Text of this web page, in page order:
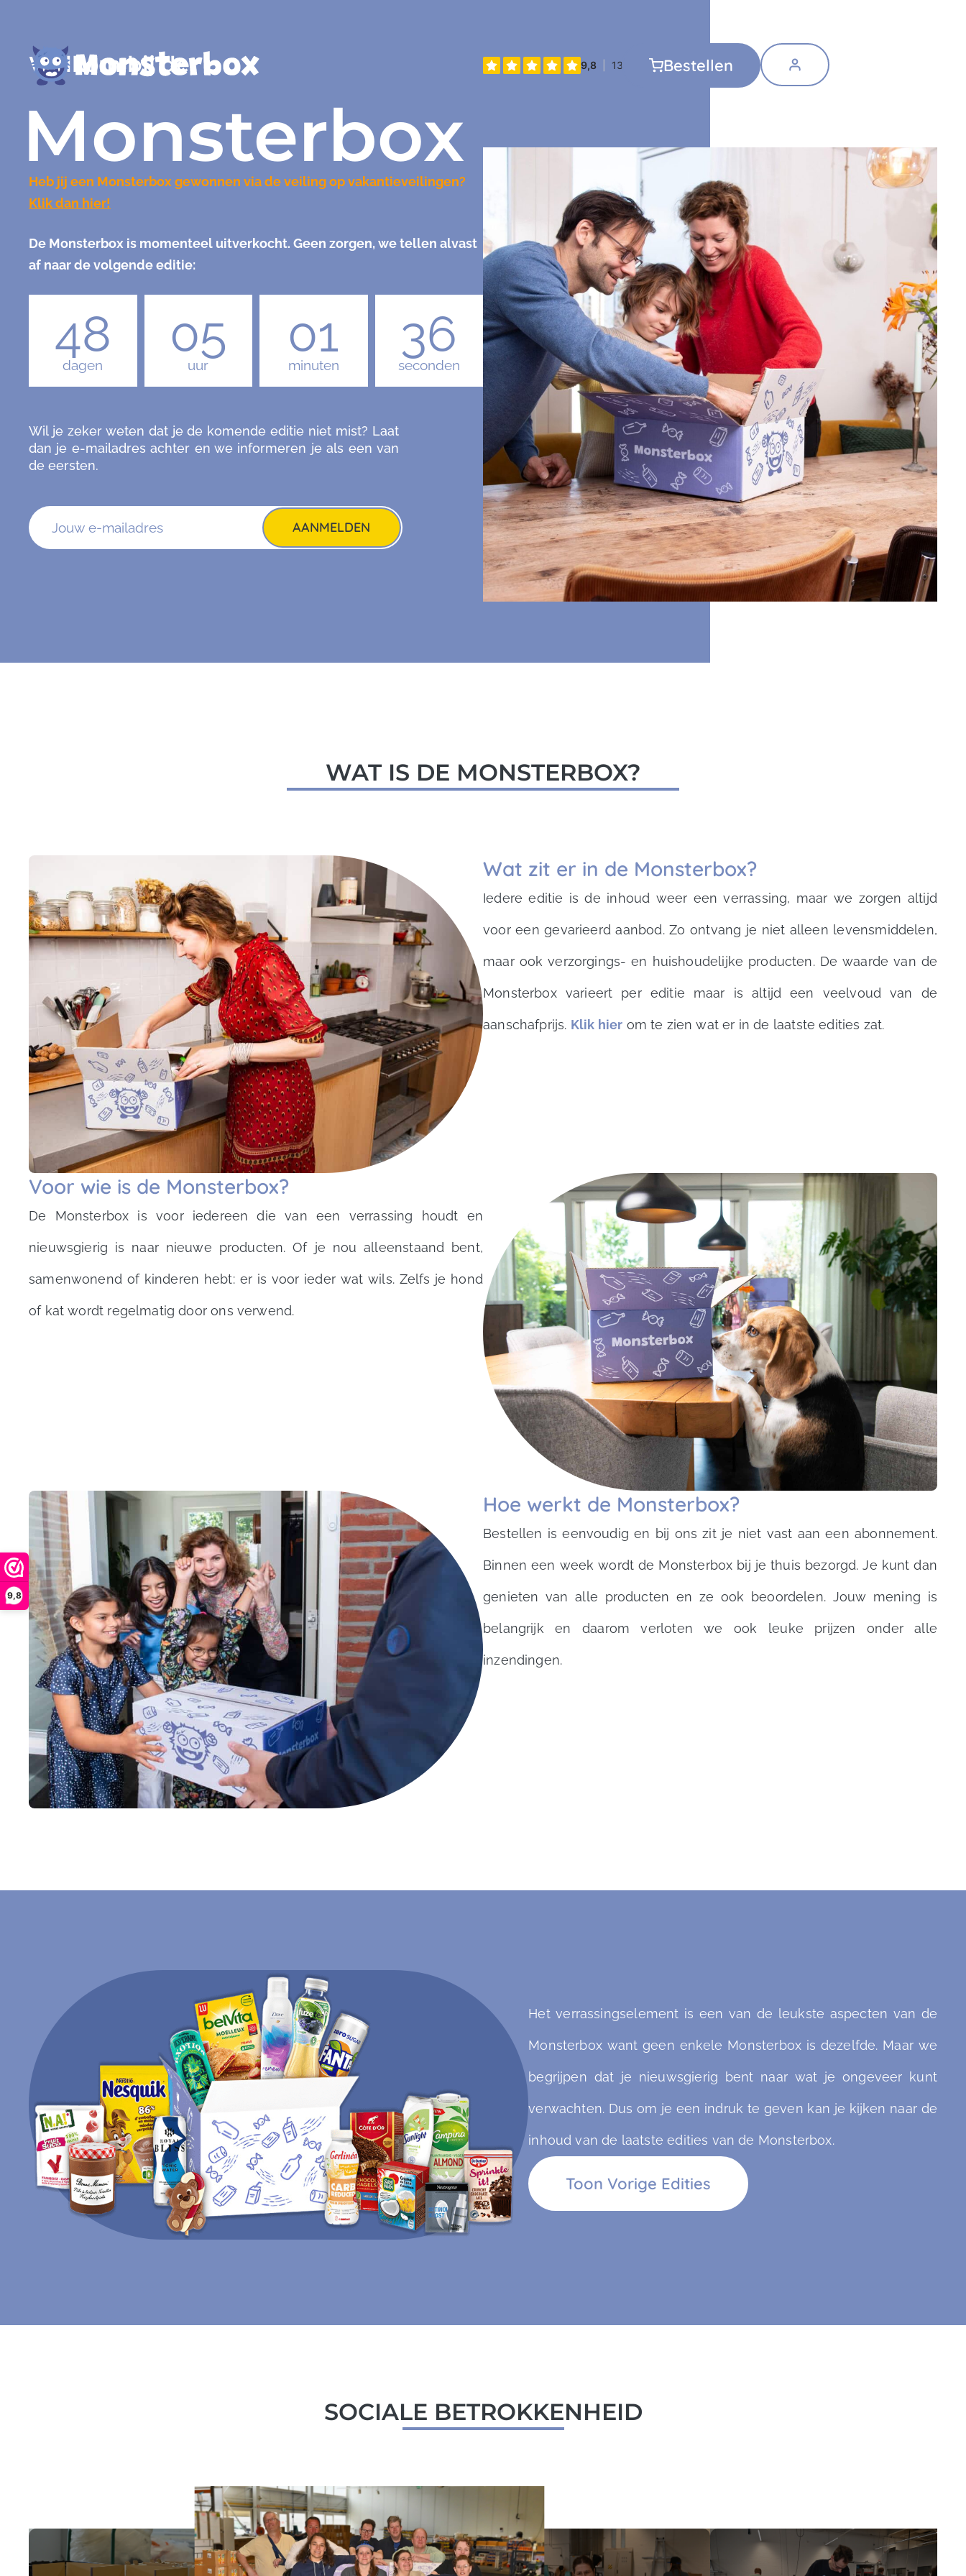
9,8
Bestellen
Welkom bij de
Monsterbox
Heb jij een Monsterbox gewonnen via de veiling op vakantieveilingen?
Klik dan hier!
De Monsterbox is momenteel uitverkocht. Geen zorgen, we tellen alvast
af naar de volgende editie:
48
dagen
05
uur
01
minuten
35
seconden
Wil je zeker weten dat je de komende editie niet mist? Laat
dan je e-mailadres achter en we informeren je als een van
de eersten.
AANMELDEN
WAT IS DE MONSTERBOX?
Wat zit er in de Monsterbox?
Iedere editie is de inhoud weer een verrassing, maar we zorgen altijd
voor een gevarieerd aanbod. Zo ontvang je niet alleen levensmiddelen,
maar ook verzorgings- en huishoudelijke producten. De waarde van de
Monsterbox varieert per editie maar is altijd een veelvoud van de
aanschafprijs. Klik hier om te zien wat er in de laatste edities zat.
Voor wie is de Monsterbox?
De Monsterbox is voor iedereen die van een verrassing houdt en
nieuwsgierig is naar nieuwe producten. Of je nou alleenstaand bent,
samenwonend of kinderen hebt: er is voor ieder wat wils. Zelfs je hond
of kat wordt regelmatig door ons verwend.
Hoe werkt de Monsterbox?
Bestellen is eenvoudig en bij ons zit je niet vast aan een abonnement.
Binnen een week wordt de Monsterbox bij je thuis bezorgd. Je kunt dan
genieten van alle producten en ze ook beoordelen. Jouw mening is
belangrijk en daarom verloten we ook leuke prijzen onder alle
inzendingen.
Het verrassingselement is een van de leukste aspecten van de
Monsterbox want geen enkele Monsterbox is dezelfde. Maar we
begrijpen dat je nieuwsgierig bent naar wat je ongeveer kunt
verwachten. Dus om je een indruk te geven kan je kijken naar de
inhoud van de laatste edities van de Monsterbox.
Toon Vorige Edities
SOCIALE BETROKKENHEID